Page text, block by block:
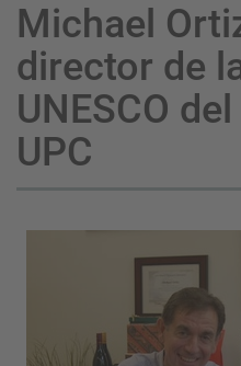
Michael
director de
UNESCO
UPC